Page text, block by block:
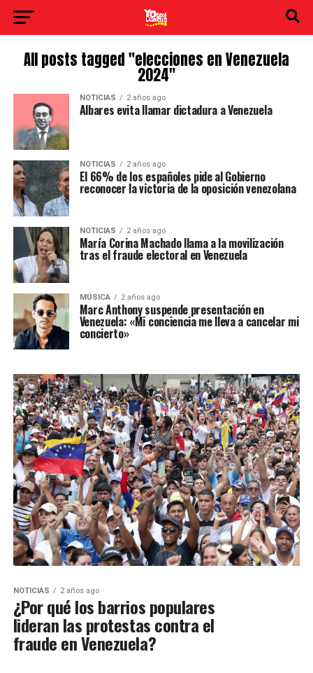
All posts tagged "elecciones en Venezuela
2024"
NOTICIAS 2 años ago
Albares evita llamar dictadura a Venezuela
NOTICIAS 2 años ago
El 66% de los españoles pide al Gobierno
reconocer la victoria de la oposición venezolana
NOTICIAS 2 años ago
María Corina Machado llama a la movilización
tras el fraude electoral en Venezuela
MÚSICA 2 años ago
Marc Anthony suspende presentación en
Venezuela: «Mi conciencia me lleva a cancelar mi
concierto»
NOTICIAS 2 años ago
¿Por qué los barrios populares
lideran las protestas contra el
fraude en Venezuela?